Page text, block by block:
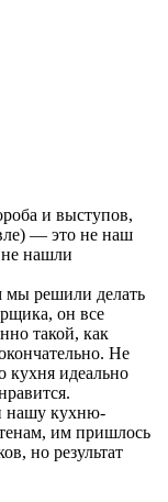
и выступов,
— это не наш
нашли
мы решили делать
он все
такой, как
Не
кухня идеально
нашу кухню-
им пришлось
но результат